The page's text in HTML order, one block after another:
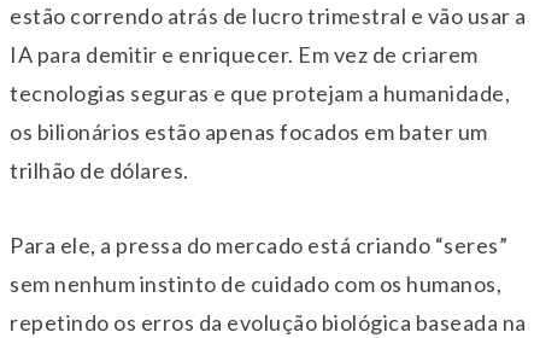
estão correndo atrás de lucro trimestral e vão usar a
IA para demitir e enriquecer. Em vez de criarem
tecnologias seguras e que protejam a humanidade,
os bilionários estão apenas focados em bater um
trilhão de dólares.
Para ele, a pressa do mercado está criando “seres”
sem nenhum instinto de cuidado com os humanos,
repetindo os erros da evolução biológica baseada na